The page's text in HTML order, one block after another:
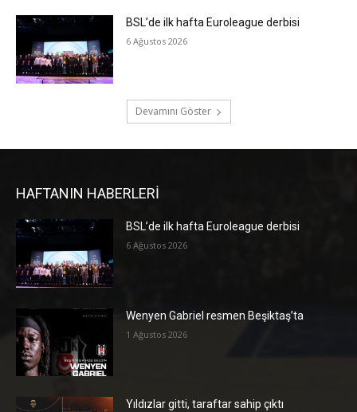
BSL’de ilk hafta Euroleague derbisi
6 Ağustos 2026
Devamını Göster
HAFTANIN HABERLERİ
BSL’de ilk hafta Euroleague derbisi
6 Ağustos 2026
Wenyen Gabriel resmen Beşiktaş’ta
1 Ağustos 2026
Yıldızlar gitti, taraftar sahip çıktı